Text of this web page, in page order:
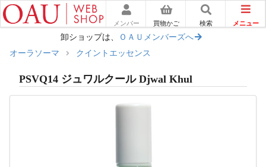
メンバー 買物かご 検索 メニュー
卸ショップは、
ＯＡＵメンバーズへ
オーラソーマ
クイントエッセンス
PSVQ14 ジュワルクール Djwal Khul